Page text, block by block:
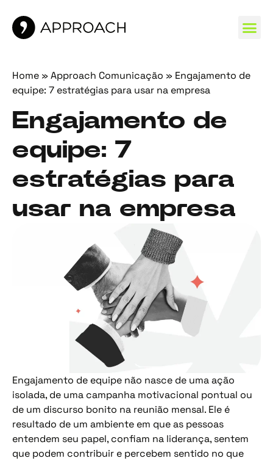
Home » Approach Comunicação » Engajamento de
equipe: 7 estratégias para usar na empresa
Engajamento de
equipe: 7
estratégias para
usar na empresa
Engajamento de equipe não nasce de uma ação
isolada, de uma campanha motivacional pontual ou
de um discurso bonito na reunião mensal. Ele é
resultado de um ambiente em que as pessoas
entendem seu papel, confiam na liderança, sentem
que podem contribuir e percebem sentido no que